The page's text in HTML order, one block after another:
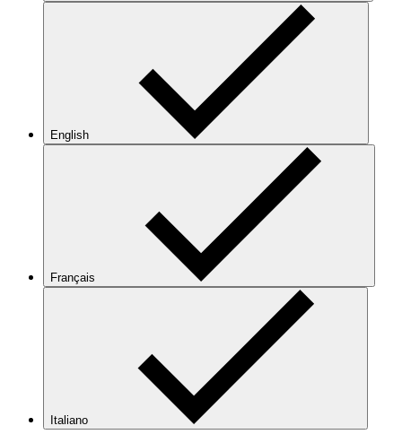
English
Français
Italiano